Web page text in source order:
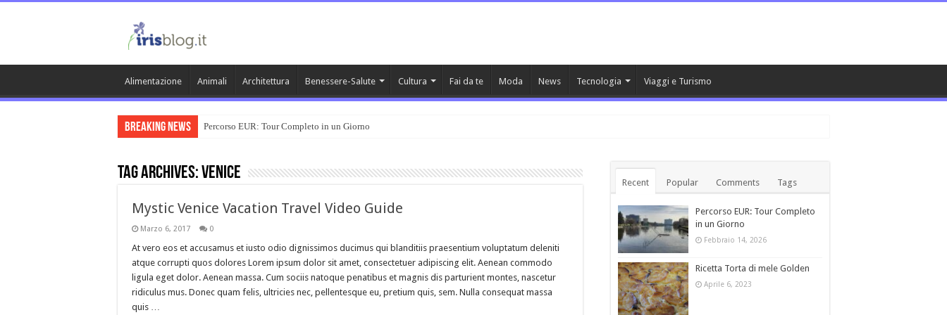
Alimentazione Animali Architettura Benessere-Salute Cultura Fai da te Moda News Tecnologia Viaggi e Turismo
Breaking News Percorso EUR: Tour Completo in un Giorno
Tag Archives:venice
Mystic Venice Vacation Travel Video Guide
Marzo 6, 2017 0
At vero eos et accusamus et iusto odio dignissimos ducimus qui blanditiis praesentium voluptatum deleniti
atque corrupti quos dolores Lorem ipsum dolor sit amet, consectetuer adipiscing elit. Aenean commodo
ligula eget dolor. Aenean massa. Cum sociis natoque penatibus et magnis dis parturient montes, nascetur
ridiculus mus. Donec quam felis, ultricies nec, pellentesque eu, pretium quis, sem. Nulla consequat massa
quis …
Recent Popular Comments Tags
Percorso EUR: Tour Completo
in un Giorno
Febbraio 14, 2026
Ricetta Torta di mele Golden
Aprile 6, 2023